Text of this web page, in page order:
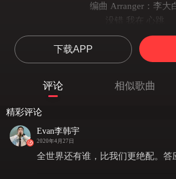
编曲 Arranger：李大
没错 我在 心跳
没错 爱在 燃烧
好想伸手把你拥抱
世界那么渺小 我们往哪
想着 你的 撒娇
躲进我的怀抱 挡住一切
下载APP
评论 相似歌曲
精彩评论
Evan李韩宇
2020年4月27日
全世界还有谁，比我们更绝配。答